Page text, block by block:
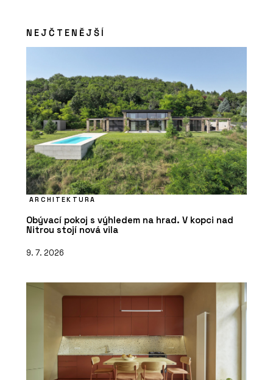
NEJČTENĚJŠÍ
ARCHITEKTURA
Obývací pokoj s výhledem na hrad. V kopci nad
Nitrou stojí nová vila
9. 7. 2026